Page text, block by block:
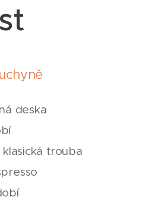
deska
trouba